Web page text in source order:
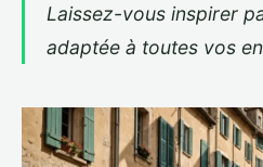
Laissez-vous inspirer
adaptée à toutes vos